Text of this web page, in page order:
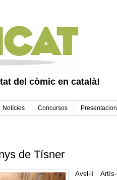
del còmic en català!
Notícies Concursos
de Tísner
Avel·lí